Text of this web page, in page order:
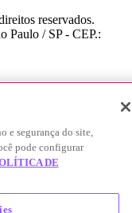
reservados.
Paulo / SP - CEP.:
e segurança do site,
pode configurar
DE